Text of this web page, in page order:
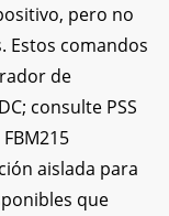
pero no
Estos comandos
de
consulte PSS
aislada para
que